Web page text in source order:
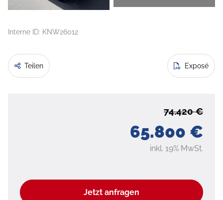
Interne ID: KNW26012
Teilen Exposé
65.800 €
74.420 €
inkl. 19% MwSt.
Jetzt anfragen